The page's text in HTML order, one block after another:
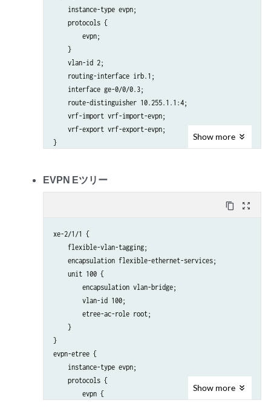
    instance-type evpn;
    protocols {
        evpn;
    }
    vlan-id 2;
    routing-interface irb.1;
    interface ge-0/0/0.3;
    route-distinguisher 10.255.1.1:4;
    vrf-import vrf-import-evpn;
    vrf-export vrf-export-evpn;
}
Show more
EVPN Eツリー
content_copy zoom_out_map
xe-2/1/1 {
    flexible-vlan-tagging;
    encapsulation flexible-ethernet-services;
    unit 100 {
        encapsulation vlan-bridge;
        vlan-id 100;
        etree-ac-role root;
    }
}
evpn-etree {
    instance-type evpn;
    protocols {
        evpn {
Show more